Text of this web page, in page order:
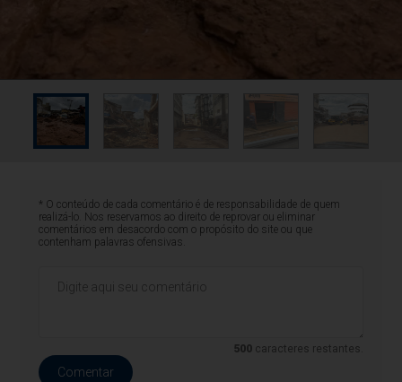
* O conteúdo de cada comentário é de responsabilidade de quem
realizá-lo. Nos reservamos ao direito de reprovar ou eliminar
comentários em desacordo com o propósito do site ou que
contenham palavras ofensivas.
500 caracteres restantes.
Comentar